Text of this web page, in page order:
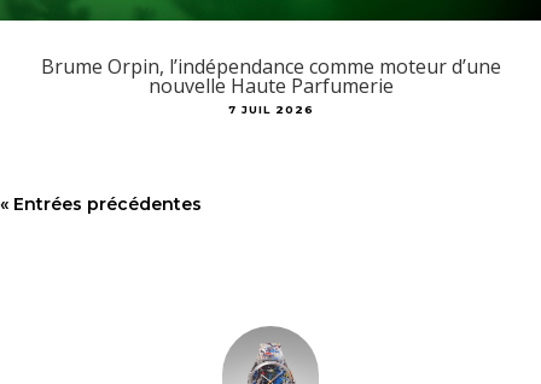
Brume Orpin, l’indépendance comme moteur d’une
nouvelle Haute Parfumerie
7 JUIL 2026
« Entrées précédentes